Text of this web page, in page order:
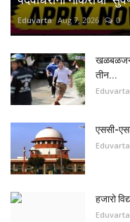
Eduvarta Aug 7, 2026 0
तीन...
Eduvarta
एससी-
Eduvarta
हजारो
Eduvarta